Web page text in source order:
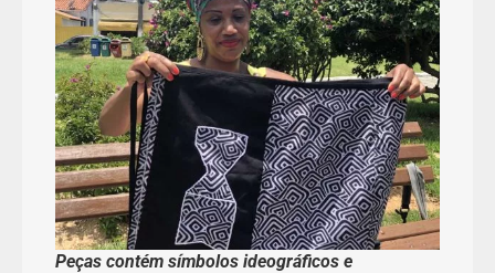
Peças contém símbolos ideográficos e